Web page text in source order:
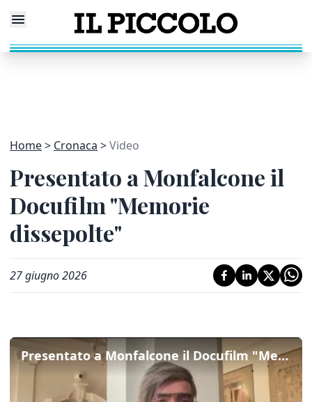
Home Cronaca Video
Presentato a Monfalcone il
Docufilm "Memorie
dissepolte"
27 giugno 2026
Presentato a Monfalcone il Docufilm "Memorie dissepolte"